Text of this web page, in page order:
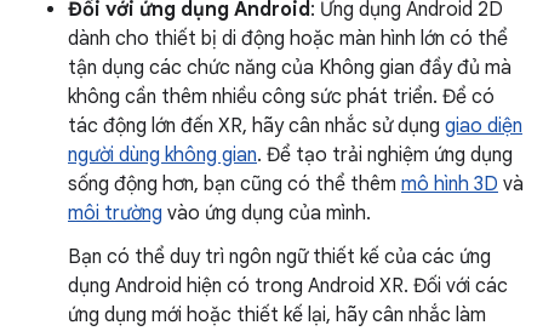
Đối với ứng dụng Android: Ứng dụng Android 2D
dành cho thiết bị di động hoặc màn hình lớn có thể
tận dụng các chức năng của Không gian đầy đủ mà
không cần thêm nhiều công sức phát triển. Để có
tác động lớn đến XR, hãy cân nhắc sử dụng giao diện
người dùng không gian. Để tạo trải nghiệm ứng dụng
sống động hơn, bạn cũng có thể thêm mô hình 3D và
môi trường vào ứng dụng của mình.
Bạn có thể duy trì ngôn ngữ thiết kế của các ứng
dụng Android hiện có trong Android XR. Đối với các
ứng dụng mới hoặc thiết kế lại, hãy cân nhắc làm